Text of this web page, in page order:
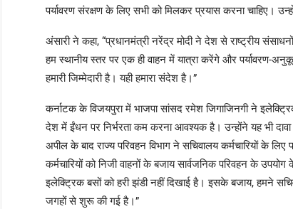
पर्यावरण संरक्षण के लिए सभी को मिलकर प्रयास करना चाहिए।
अंसारी ने कहा, “प्रधानमंत्री नरेंद्र मोदी ने देश से राष्ट्रीय
हम स्थानीय स्तर पर एक ही वाहन में यात्रा करेंगे और
हमारी जिम्मेदारी है। यही हमारा संदेश है।”
कर्नाटक के विजयपुरा में भाजपा सांसद रमेश जिगाजिनगी ने
देश में ईंधन पर निर्भरता कम करना आवश्यक है। उन्होंने यह भी
अपील के बाद राज्य परिवहन विभाग ने सचिवालय कर्मचारियों के लिए
कर्मचारियों को निजी वाहनों के बजाय सार्वजनिक परिवहन के
इलेक्ट्रिक बसों को हरी झंडी नहीं दिखाई है। इसके बजाय, हमने
जगहों से शुरू की गई है।”